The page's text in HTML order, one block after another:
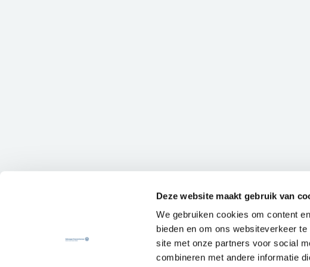
Deze website maakt gebruik van
We gebruiken cookies om content
bieden en om ons websiteverkeer
site met onze partners voor social
combineren met andere informatie